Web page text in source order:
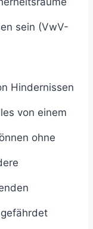
sein (VwV-
Hindernissen
von einem
ohne